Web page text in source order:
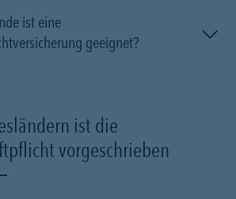
ist eine
geeignet?
ist die
vorgeschrieben